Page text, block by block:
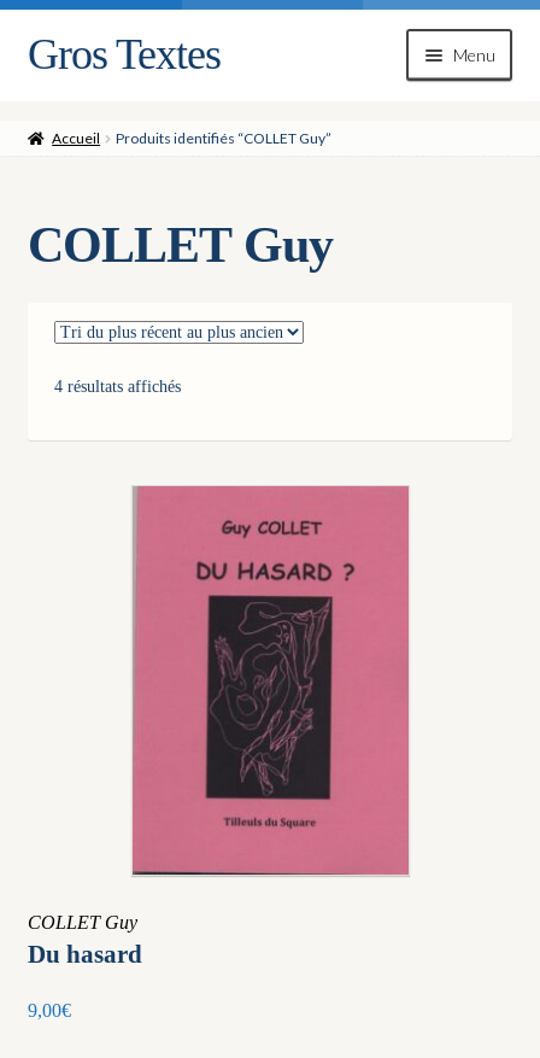
Aller
à
navigation
Aller
au
Gros Textes Menu
Accueil Produits identifiés “COLLET Guy”
COLLET Guy
4 résultats affichésTrié
plus
au
COLLET Guy
Du hasard
9,00€